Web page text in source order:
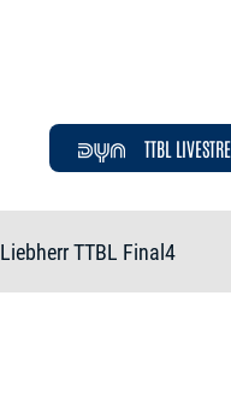
TTBL
Liebherr TTBL Final4